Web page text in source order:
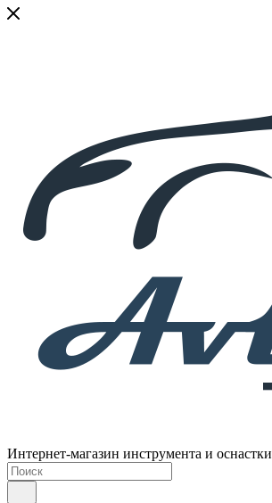
Интернет-магазин инструмента и оснастки